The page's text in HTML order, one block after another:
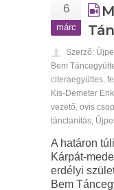
6
márc
Szerző:
Bem
citeraegyüttes,
Kis-Demeter
vezető, ovis
tánctanítás,
A határon
Kárpát-
erdélyi
Bem